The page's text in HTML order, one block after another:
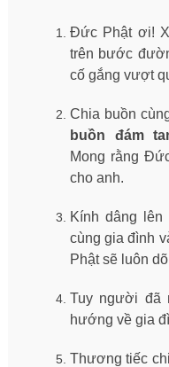
Đức Phật ơi!
trên bước
cố gắng vượt
Chia buồn
buồn đám
Mong rằng
cho anh.
Kính dâng
cùng gia đình
Phật sẽ luôn
Tuy người đã
hướng về gia
Thương tiếc